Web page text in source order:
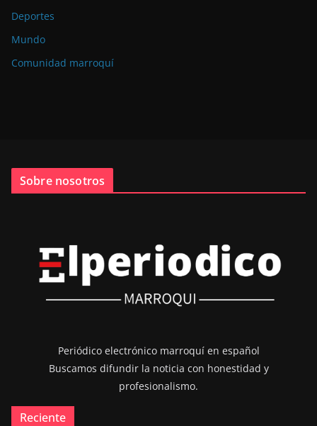
Deportes
Mundo
Comunidad marroquí
Sobre nosotros
Periódico electrónico marroquí en español
Buscamos difundir la noticia con honestidad y
profesionalismo.
Reciente